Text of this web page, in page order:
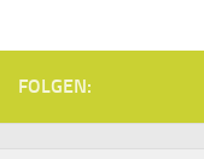
FOLGEN: